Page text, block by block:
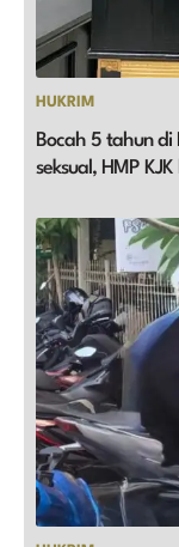
HUKRIM
Bocah 5 tahun di
seksual, HMP